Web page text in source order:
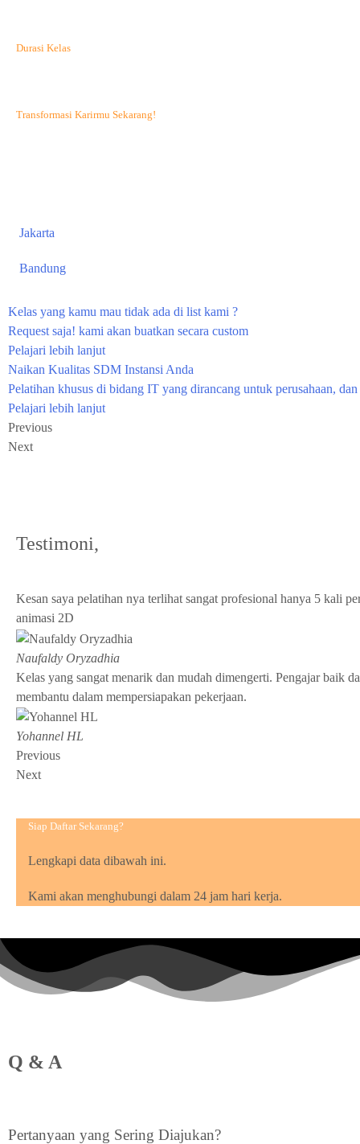
Durasi Kelas
Transformasi Karirmu Sekarang!
Jakarta
Bandung
Kelas yang kamu mau tidak ada di list kami ?
Request saja! kami akan buatkan secara custom
Pelajari lebih lanjut
Naikan Kualitas SDM Instansi Anda
Pelatihan khusus di bidang IT yang dirancang untuk perusahaan,
Pelajari lebih lanjut
Previous
Next
Testimoni,
Kesan saya pelatihan nya terlihat sangat profesional hanya 5 kali
animasi 2D
Naufaldy Oryzadhia
Kelas yang sangat menarik dan mudah dimengerti. Pengajar baik
membantu dalam mempersiapakan pekerjaan.
Yohannel HL
Previous
Next
Siap Daftar Sekarang?
Lengkapi data dibawah ini.
Kami akan menghubungi dalam 24 jam hari kerja.
Q & A
Pertanyaan yang Sering Diajukan?